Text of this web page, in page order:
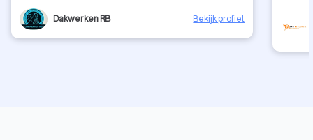
Dakwerken RB Bekijk profiel